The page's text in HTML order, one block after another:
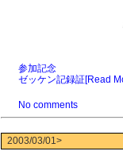
参加記念
ゼッケン記録証[Read
No comments
2003/03/01>